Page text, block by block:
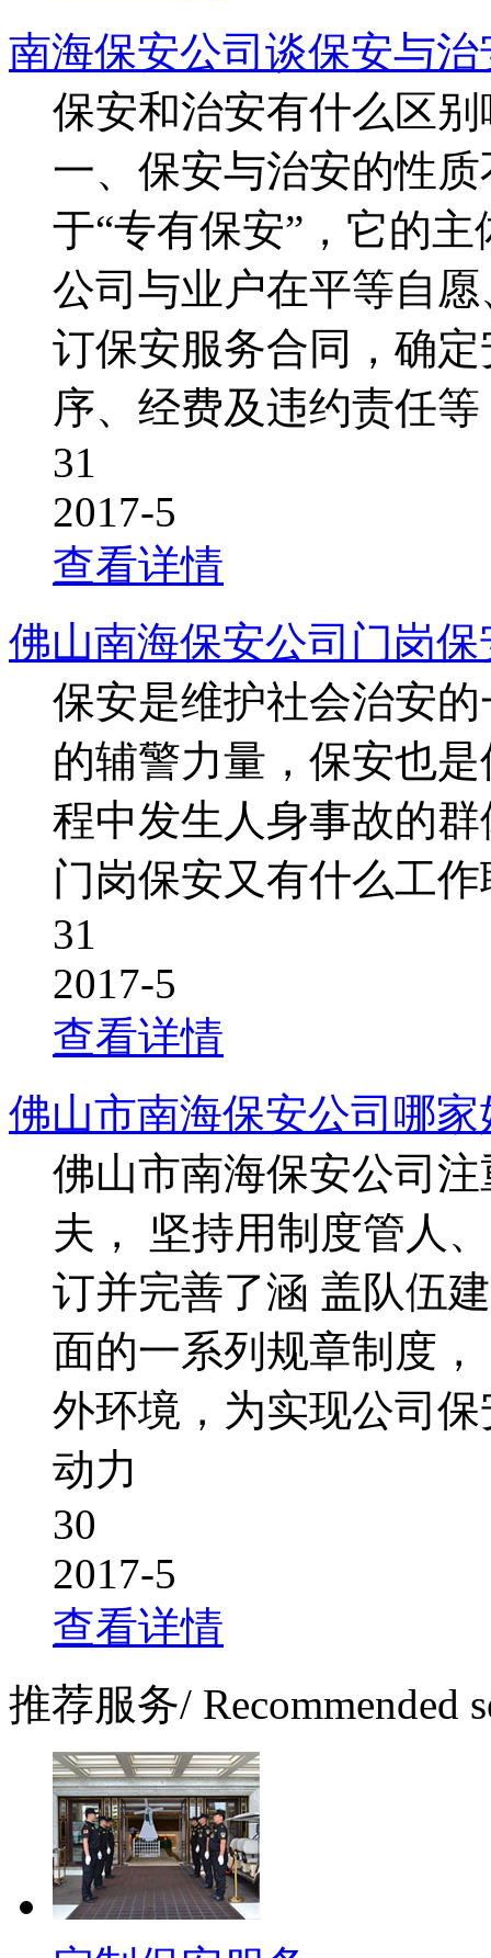
南海保安公司谈保安与
保安和治安有什么区
一、保安与治安的性
于“专有保安”，它的
公司与业户在平等自
订保安服务合同，确
序、经费及违约责任
31
2017-5
查看详情
佛山南海保安公司门岗
保安是维护社会治安
的辅警力量，保安也
程中发生人身事故的
门岗保安又有什么工
31
2017-5
查看详情
佛山市南海保安公司哪家
佛山市南海保安公司
夫， 坚持用制度管人
订并完善了涵 盖队伍
面的一系列规章制度
外环境，为实现公司
动力
30
2017-5
查看详情
推荐服务/ Recommended